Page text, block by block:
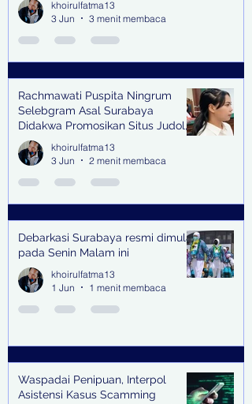
khoirulfatma13
3 Jun
3 menit membaca
Rachmawati Puspita Ningrum
Selebgram Asal Surabaya
Didakwa Promosikan Situs Judol,
Raup Rp2 Juta dari Tiga Kali
Endorse
khoirulfatma13
3 Jun
2 menit membaca
Debarkasi Surabaya resmi dimulai
pada Senin Malam ini
khoirulfatma13
1 Jun
1 menit membaca
Waspadai Penipuan, Interpol
Asistensi Kasus Scamming